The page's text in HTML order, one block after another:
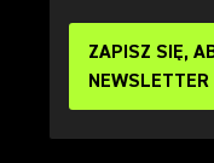
ZAPISZ SIĘ,
NEWSLETTER